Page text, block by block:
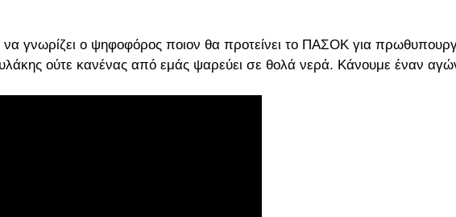
να γνωρίζει ο ψηφοφόρος ποιον θα προτείνει το ΠΑΣΟΚ για
ούτε κανένας από εμάς ψαρεύει σε θολά νερά. Κάνουμε έναν